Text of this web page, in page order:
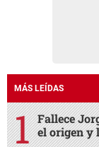
MÁS LEÍDAS
Fallece
el origen y